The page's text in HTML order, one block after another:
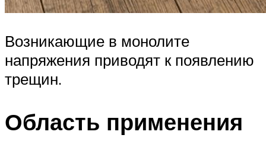
Возникающие в монолите
напряжения приводят к появлению
трещин.
Область применения